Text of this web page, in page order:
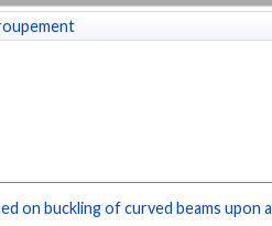
on buckling of curved beams upon a